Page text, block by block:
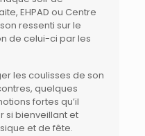
EHPAD ou Centre
ressenti sur le
de celui-ci par les
les coulisses de son
quelques
fortes qu’il
si bienveillant et
et de fête.